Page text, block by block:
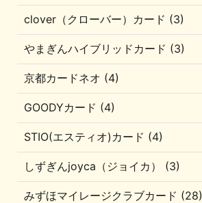
clover（クローバー）カード (3)
やまぎんハイブリッドカード (3)
京都カードネオ (4)
GOODYカード (4)
STIO(エスティオ)カード (4)
しずぎんjoyca（ジョイカ） (3)
みずほマイレージクラブカード (28)